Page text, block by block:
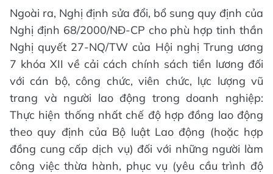
Ngoài ra, Nghị định sửa đổi, bổ sung quy định của
Nghị định 68/2000/NĐ-CP cho phù hợp tinh thần
Nghị quyết 27-NQ/TW của Hội nghị Trung ương
7 khóa XII về cải cách chính sách tiền lương đối
với cán bộ, công chức, viên chức, lực lượng vũ
trang và người lao động trong doanh nghiệp:
Thực hiện thống nhất chế độ hợp đồng lao động
theo quy định của Bộ luật Lao động (hoặc hợp
đồng cung cấp dịch vụ) đối với những người làm
công việc thừa hành, phục vụ (yêu cầu trình độ